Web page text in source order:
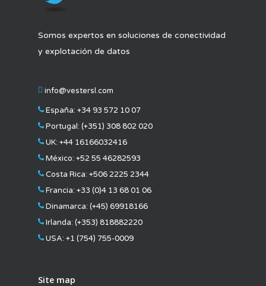
Somos expertos en soluciones de conectividad
y explotación de datos
info@vestersl.com
España: +34 93 572 10 07
Portugal: (+351) 308 802 020
UK: +44 16166032416
México: +52 55 46282593
Costa Rica: +506 2225 2344
Francia: +33 (0)4 13 68 01 06
Dinamarca: (+45) 69918166
Irlanda: (+353) 818882220
USA: +1 (754) 755-0009
Site map